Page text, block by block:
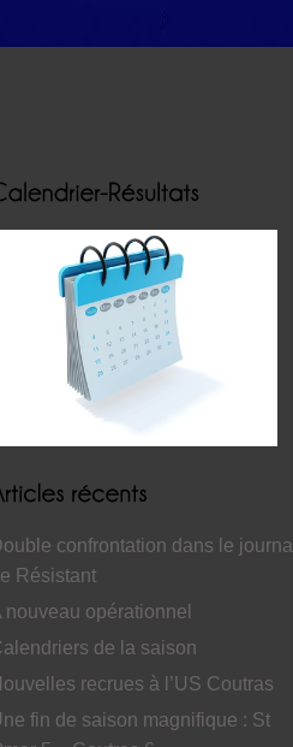
confrontation dans le journal
Le Résistant
nouveau opérationnel
de la saison
recrues à l’US Coutras
fin de saison magnifique : St